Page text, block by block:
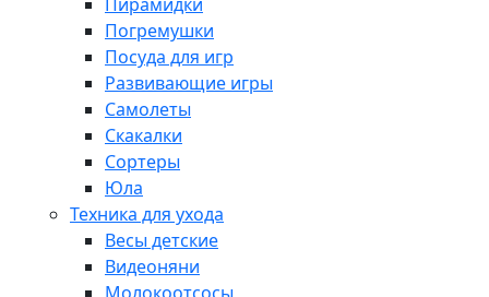
Погремушки
Посуда для игр
Развивающие игры
Самолеты
Скакалки
Сортеры
Юла
Техника для ухода
Весы детские
Видеоняни